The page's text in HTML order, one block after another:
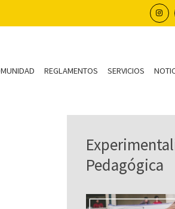
REGLAMENTOS SERVICIOS
Pedagógica